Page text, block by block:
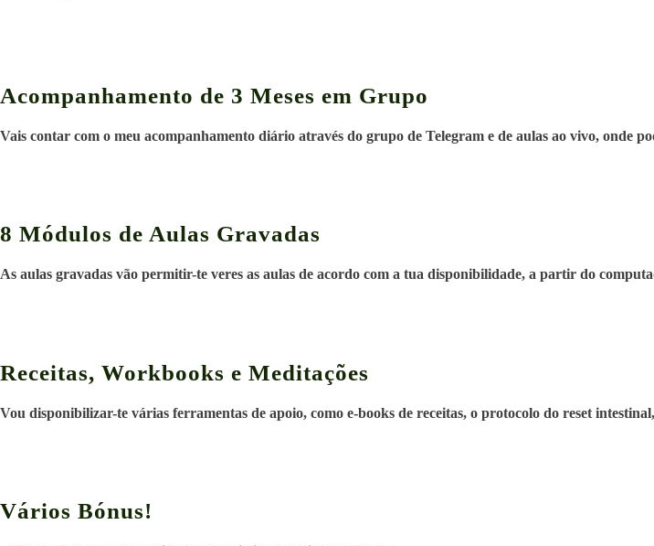
Acompanhamento de 3 Meses em Grupo
Vais contar com o meu acompanhamento diário através do grupo de Telegram e de aulas ao vivo, onde
8 Módulos de Aulas Gravadas
As aulas gravadas vão permitir-te veres as aulas de acordo com a tua disponibilidade, a partir do
Receitas, Workbooks e Meditações
Vou disponibilizar-te várias ferramentas de apoio, como e-books de receitas, o protocolo do reset
Vários Bónus!